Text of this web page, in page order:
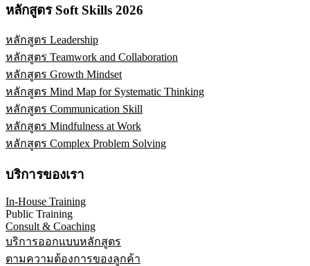
หลักสูตร Soft Skills 2026
หลักสูตร Leadership
หลักสูตร Teamwork and Collaboration
หลักสูตร Growth Mindset
หลักสูตร Mind Map for Systematic Thinking
หลักสูตร Communication Skill
หลักสูตร Mindfulness at Work
หลักสูตร Complex Problem Solving
บริการของเรา
In-House Training
Public Training
Consult & Coaching
บริการออกแบบหลักสูตร
ตามความต้องการของลูกค้า